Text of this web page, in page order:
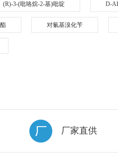
(R)-3-(吡咯烷-2-基)吡啶 D-
对氰基溴化苄
厂家直供